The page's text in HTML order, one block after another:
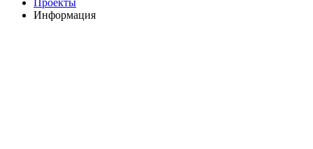
Проекты
Информация